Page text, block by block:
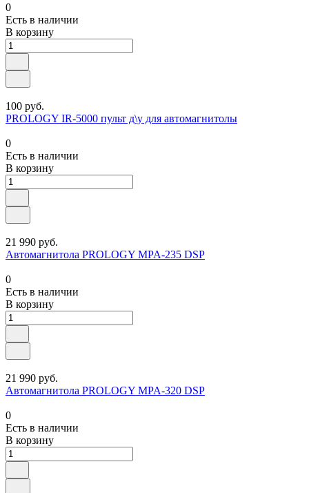
0
Есть в наличии
В корзину
100 руб.
PROLOGY IR-5000 пульт д\у для автомагнитолы
0
Есть в наличии
В корзину
21 990 руб.
Автомагнитола PROLOGY MPA-235 DSP
0
Есть в наличии
В корзину
21 990 руб.
Автомагнитола PROLOGY MPA-320 DSP
0
Есть в наличии
В корзину